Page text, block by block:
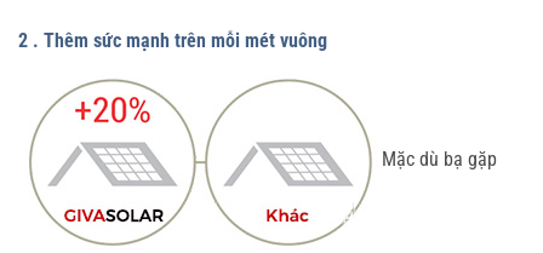
2 . Thêm sức mạnh trên mỗi mét vuông
Mặc dù bạ gặp